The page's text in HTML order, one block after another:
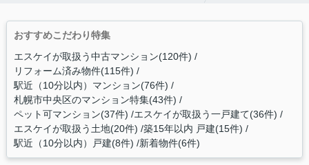
おすすめこだわり特集
エスケイが取扱う中古マンション(120件)
リフォーム済み物件(115件)
駅近（10分以内）マンション(76件)
札幌市中央区のマンション特集(43件)
ペット可マンション(37件) エスケイが取扱う一戸建て(36件)
エスケイが取扱う土地(20件) 築15年以内 戸建(15件)
駅近（10分以内）戸建(8件) 新着物件(6件)